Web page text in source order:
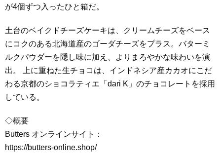
が4個ずつ入ったひと箱だ。
土台のベイクドチーズケーキは、クリームチーズをベース
にコクのある北海道産のゴーダチーズをプラス。バターミ
ルクパウダーを隠し味に加え、よりまろやかな味わいを演
出。 上に重ねた生チョコは、インドネシア産カカオにこだ
わる京都のショコラティエ「dari K」のチョコレートを採用
している。
◇概要
Butters オンラインサイト：
https://butters-online.shop/